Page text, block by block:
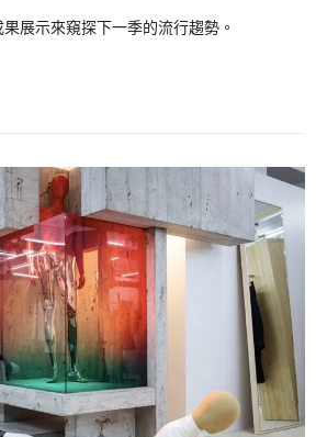
展示來窺探下一季的流行趨勢。